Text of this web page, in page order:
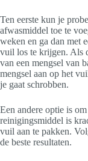
Ten eerste kun je
afwasmiddel toe te
weken en ga dan met
vuil los te krijgen. Als
van een mengsel van
mengsel aan op het
je gaat schrobben.
Een andere optie is
reinigingsmiddel is
vuil aan te pakken.
de beste resultaten.